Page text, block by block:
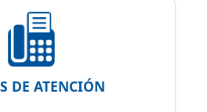
DE ATENCIÓN